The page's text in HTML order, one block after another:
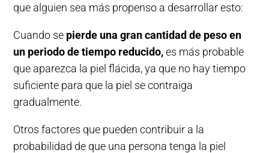
que alguien sea más propenso a desarrollar esto:
Cuando se pierde una gran cantidad de peso en
un periodo de tiempo reducido,es más probable
que aparezca la piel flácida, ya que no hay tiempo
suficiente para que la piel se contraiga
gradualmente.
Otros factores que pueden contribuir a la
probabilidad de que una persona tenga la piel